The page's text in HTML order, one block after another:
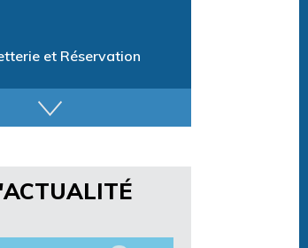
espace détente